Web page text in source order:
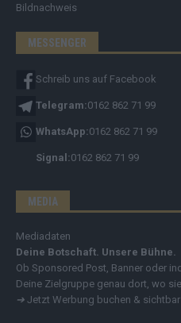
Bildnachweis
MESSENGER
Schreib uns auf Facebook
Telegram:0162 862 71 99
WhatsApp:0162 862 71 99
Signal:0162 862 71 99
MEDIA
Mediadaten
Deine Botschaft. Unsere Bühne.
Ob Sponsored Post, Banner oder
Deine Zielgruppe genau dort, wo
➔ Jetzt Werbung buchen &